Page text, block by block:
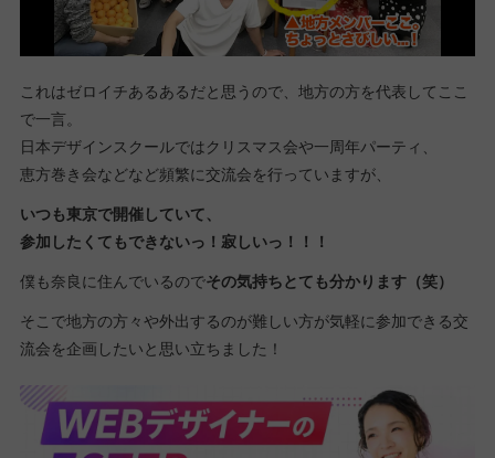
これはゼロイチあるあるだと思うので、地方の方を代表してここ
で一言。
日本デザインスクールではクリスマス会や一周年パーティ、
恵方巻き会などなど頻繁に交流会を行っていますが、
いつも東京で開催していて、
参加したくてもできないっ！ 寂しいっ！！！
僕も奈良に住んでいるのでその気持ちとても分かります（笑）
そこで地方の方々や外出するのが難しい方が気軽に参加できる交
流会を企画したいと思い立ちました！